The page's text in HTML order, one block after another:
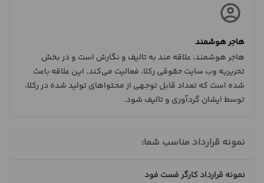
هاجر هوشمند
هاجر هوشمند، علاقه مند به تالیف و نگارش است و در بخش
تحریریه وب سایت حقوقی رکلا، فعالیت می‌کند. این علاقه باعث
شده است که تعداد قابل توجهی از محتواهای تولید شده در رکلا،
توسط ایشان گردآوری و تالیف شود.
نمونه قرارداد مناسب شما:
نمونه قرارداد کارگر فست فود